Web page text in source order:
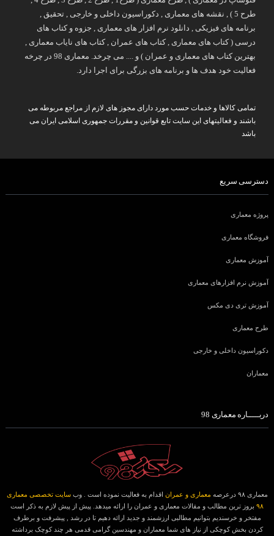
طرح 5 ) , نقشه های معماری , دکوراسیون داخلی و خارجی , تحقیق ,
برنامه های فیزیکی , دانلود نرم افزار های معماری , جزوه و کتاب های
درسی ( کتاب های معماری , کتاب های عمران , کتاب های نایاب معماری ,
بهترین کتاب های معماری و عمران ) و .... می چرخد. معماری 98 در چرخه
فعالیت خود هدف ها و برنامه های بزرگی برای اجرا دارد.
تمامی کالاها و خدمات حسب مورد دارای مجوز های لازم از مراجع مربوطه می
باشند و فعالیتهای این سایت تابع قوانین و مقررات جمهوری اسلامی ایران می
باشد
دسترسی سریع
پروژه معماری
فروشگاه معماری
آموزش معماری
آموزش نرم افزارهای معماری
آموزش تری دی مکس
طرح معماری
دکوراسیون داخلی و خارجی
معماران
دربـــــاره معماری 98
معماری ۹۸ درعرصه معماری و عمران اقدام به فعالیت نموده است . وبسایت تخصصی معماری
۹۸ بروز ترین مطالب و مقالات معماری و عمران را ارائه میدهد. پیش از پیش لازم به ذکر است
مفتخر و خرسندیم بتوانیم مطالبی ارزشمند و جدید ارائه دهیم تا در رشد , پیشرفت و برطرف
کردن بخش کوچکی از نیاز های شما معماران و مهندسین گرامی قدمی هر چند کوچک برداشته